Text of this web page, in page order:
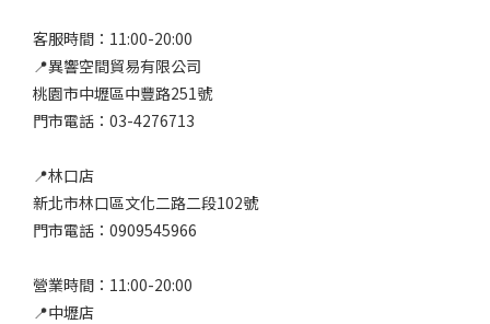
客服時間：11:00-20:00
📍異響空間貿易有限公司
桃園市中壢區中豐路251號
門市電話：03-4276713
📍林口店
新北市林口區文化二路二段102號
門市電話：0909545966
營業時間：11:00-20:00
📍中壢店